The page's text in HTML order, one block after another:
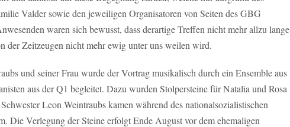
Valder sowie den jeweiligen Organisatoren von Seiten des GBG
waren sich bewusst, dass derartige Treffen nicht mehr allzu lange
der Zeitzeugen nicht mehr ewig unter uns weilen wird.
und seiner Frau wurde der Vortrag musikalisch durch ein Ensemble aus
aus der Q1 begleitet. Dazu wurden Stolpersteine für Natalia und Rosa
Leon Weintraubs kamen während des nationalsozialistischen
Die Verlegung der Steine erfolgt Ende August vor dem ehemaligen